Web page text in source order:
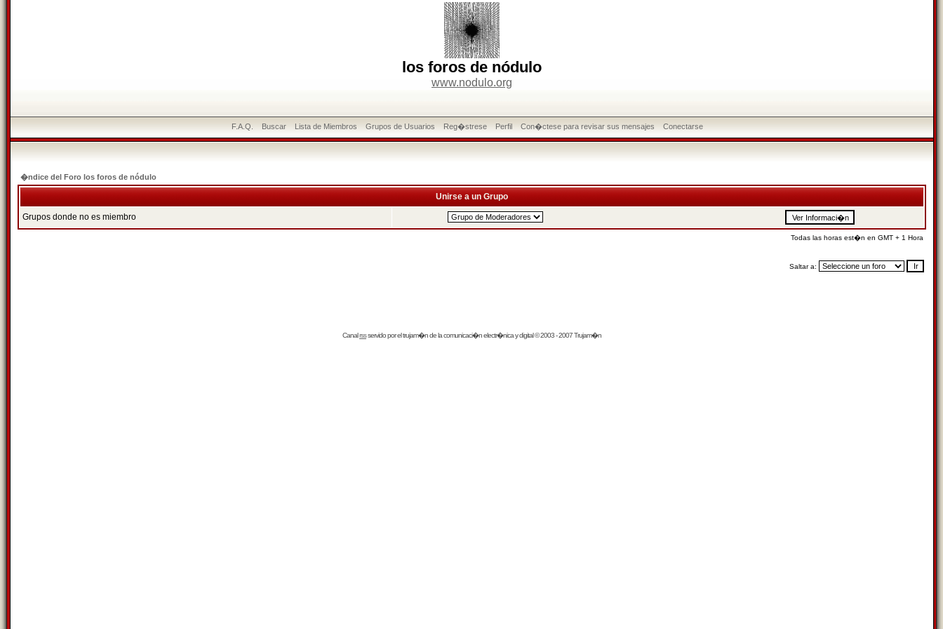
los foros de nódulo
www.nodulo.org
F.A.Q. Buscar Lista de Miembros Grupos de Usuarios Reg�strese Perfil Con�ctese para revisar sus mensajes Conectarse
�ndice del Foro los foros de nódulo
Unirse a un Grupo
Grupos donde no es miembro
Todas las horas est�n en GMT + 1 Hora
Saltar a:
Canalrssservido por eltrujam�nde la comunicaci�n electr�nica y digital © 2003 - 2007 Trujam�n